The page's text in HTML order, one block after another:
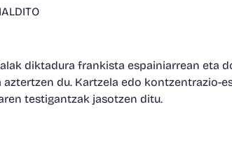
diktadura frankista espainiarrean eta
du. Kartzela edo
testigantzak jasotzen ditu.